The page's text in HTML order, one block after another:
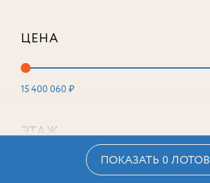
ЦЕНА
15 400 060 ₽
ЭТАЖ
ПОКАЗАТЬ 0 ЛОТОВ